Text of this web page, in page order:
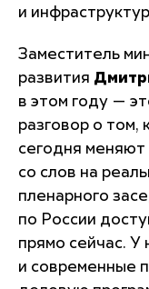
и
Заместитель
развития
в этом году —
разговор о том,
сегодня
со слов на
пленарного
по России
прямо сейчас. У
и современные